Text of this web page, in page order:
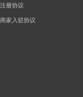
注册协议
商家入驻协议